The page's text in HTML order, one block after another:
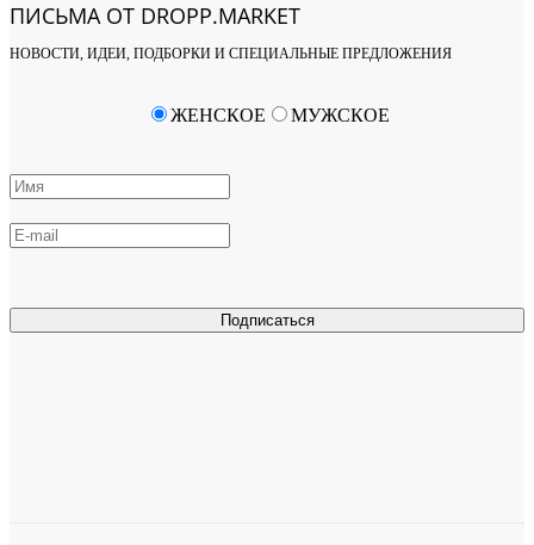
ПИСЬМА ОТ DROPP.MARKET
НОВОСТИ, ИДЕИ, ПОДБОРКИ И СПЕЦИАЛЬНЫЕ ПРЕДЛОЖЕНИЯ
Подписаться
ЖЕНСКОЕ МУЖСКОЕ